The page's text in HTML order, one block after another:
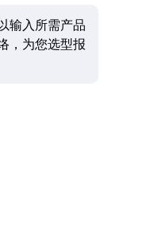
输入所需产品
，为您选型报